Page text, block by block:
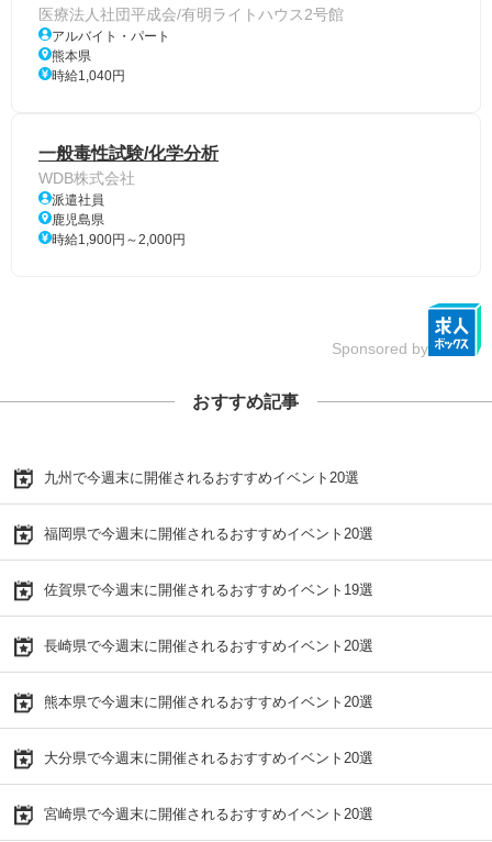
医療法人社団平成会/有明ライトハウス2号館
アルバイト・パート
熊本県
時給1,040円
一般毒性試験/化学分析
WDB株式会社
派遣社員
鹿児島県
時給1,900円～2,000円
Sponsored by
おすすめ記事
九州で今週末に開催されるおすすめイベント20選
福岡県で今週末に開催されるおすすめイベント20選
佐賀県で今週末に開催されるおすすめイベント19選
長崎県で今週末に開催されるおすすめイベント20選
熊本県で今週末に開催されるおすすめイベント20選
大分県で今週末に開催されるおすすめイベント20選
宮崎県で今週末に開催されるおすすめイベント20選